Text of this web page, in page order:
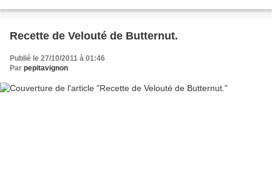
Recette de Velouté de Butternut.
Publié le 27/10/2011 à 01:46
Par pepitavignon